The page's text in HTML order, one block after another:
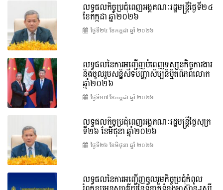
លទ្ធផលកិច្ចប្រជុំពេញអង្គគណៈរដ្ឋមន្រ្តីថ្ងៃទី២៤
ខែកក្កដា ឆ្នាំ២០២៦
ថ្ងៃទី២៤ ខែ​កក្កដា ឆ្នាំ ២០២៦
លទ្ធផលនៃការអញ្ជើញបំពេញទស្សនកិច្ចការងារ
និងចូលរួមសន្និសីទបញ្ញាសិប្បនិម្មិតពិភពលោក
ឆ្នាំ២០២៦
ថ្ងៃទី១៧ ខែ​កក្កដា ឆ្នាំ ២០២៦
លទ្ធផលកិច្ចប្រជុំពេញអង្គគណៈរដ្ឋមន្រ្តីថ្ងៃសុក្រ
ទី២៦ ខែមិថុនា ឆ្នាំ២០២៦
ថ្ងៃទី២៦ ខែ​មិថុនា ឆ្នាំ ២០២៦
លទ្ធផលនៃការអញ្ជើញចូលរួមកិច្ចប្រជុំកំពូល